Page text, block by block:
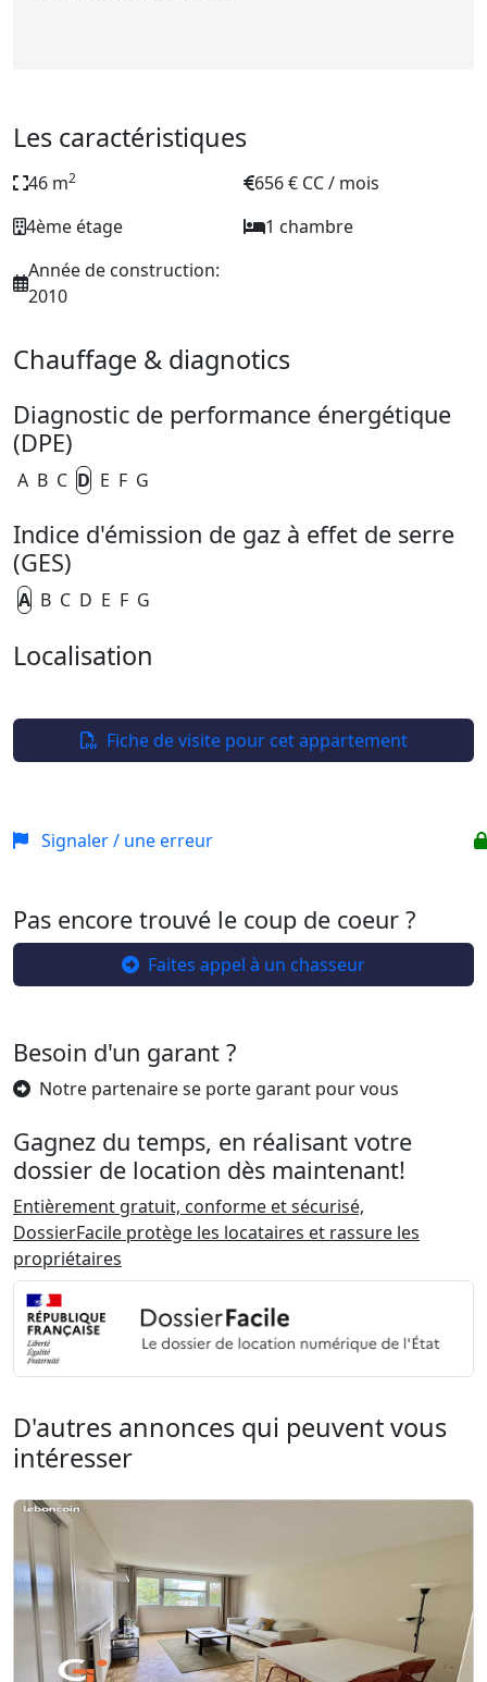
Les caractéristiques
46 m2
656 € CC / mois
4ème étage
1 chambre
Année de construction:
2010
Chauffage & diagnotics
Diagnostic de performance énergétique
(DPE)
A B C D E F G
Indice d'émission de gaz à effet de serre
(GES)
A B C D E F G
Localisation
Fiche de visite pour cet appartement
Signaler / une erreur
Pas encore trouvé le coup de coeur ?
Faites appel à un chasseur
Besoin d'un garant ?
Notre partenaire se porte garant pour vous
Gagnez du temps, en réalisant votre
dossier de location dès maintenant!
Entièrement gratuit, conforme et sécurisé,
DossierFacile protège les locataires et rassure les
propriétaires
D'autres annonces qui peuvent vous
intéresser